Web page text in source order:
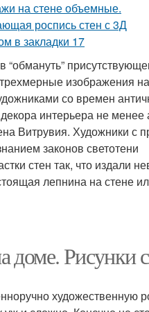
“обмануть”
изображения
со времен
интерьера не менее
Витрувия. Художники с
законов светотени
стен так, что издали
лепнина на стене
доме. Рисунки
художественную